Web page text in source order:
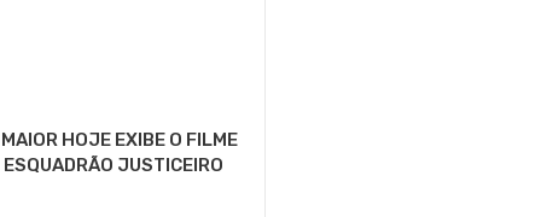
HOJE EXIBE O FILME
ESQUADRÃO JUSTICEIRO